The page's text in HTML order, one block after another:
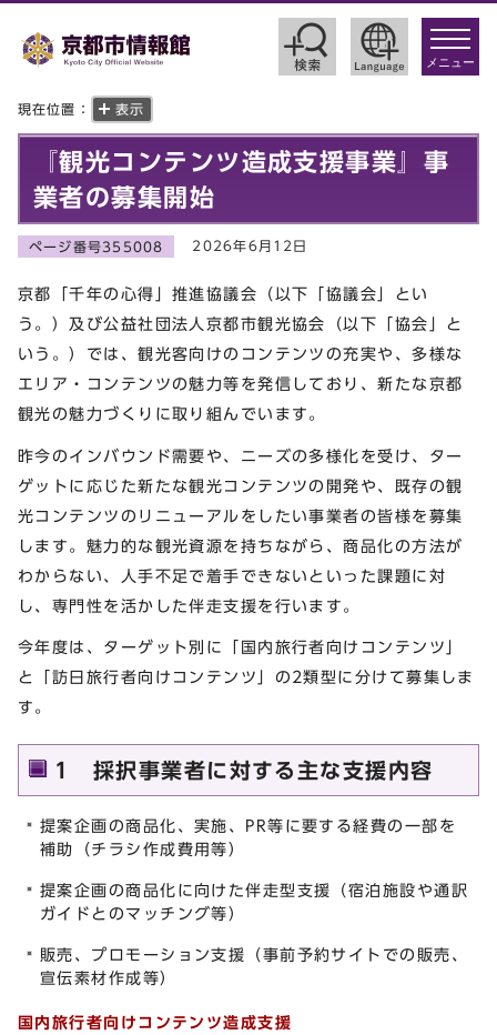
toggle
メニュー
現在位置： 表示
『観光コンテンツ造成支援事業』事
業者の募集開始
ページ番号355008 2026年6月12日
京都「千年の心得」推進協議会（以下「協議会」とい
う。）及び公益社団法人京都市観光協会（以下「協会」と
いう。）では、観光客向けのコンテンツの充実や、多様な
エリア・コンテンツの魅力等を発信しており、新たな京都
観光の魅力づくりに取り組んでいます。
昨今のインバウンド需要や、ニーズの多様化を受け、ター
ゲットに応じた新たな観光コンテンツの開発や、既存の観
光コンテンツのリニューアルをしたい事業者の皆様を募集
します。魅力的な観光資源を持ちながら、商品化の方法が
わからない、人手不足で着手できないといった課題に対
し、専門性を活かした伴走支援を行います。
今年度は、ターゲット別に「国内旅行者向けコンテンツ」
と「訪日旅行者向けコンテンツ」の2類型に分けて募集しま
す。
1 採択事業者に対する主な支援内容
提案企画の商品化、実施、PR等に要する経費の一部を
補助（チラシ作成費用等）
提案企画の商品化に向けた伴走型支援（宿泊施設や通訳
ガイドとのマッチング等）
販売、プロモーション支援（事前予約サイトでの販売、
宣伝素材作成等）
国内旅行者向けコンテンツ造成支援